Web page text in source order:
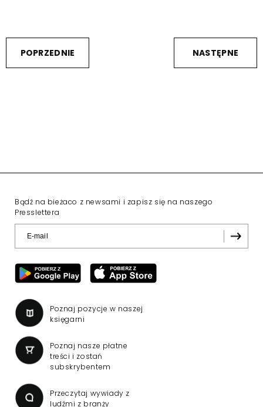
POPRZEDNIE NASTĘPNE
Bądź na bieżaco z newsami i zapisz się na naszego
Presslettera
Poznaj pozycje w naszej
księgarni
Poznaj nasze płatne
treści i zostań
subskrybentem
Przeczytaj wywiady z
ludźmi z branży